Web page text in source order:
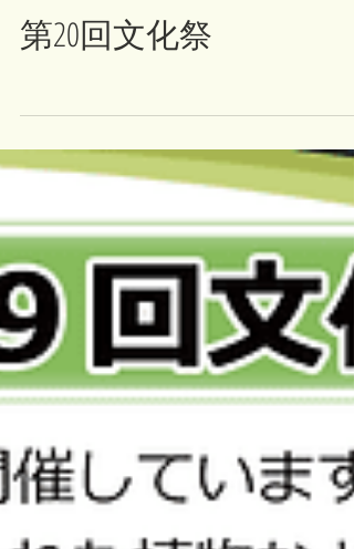
第20回文化祭